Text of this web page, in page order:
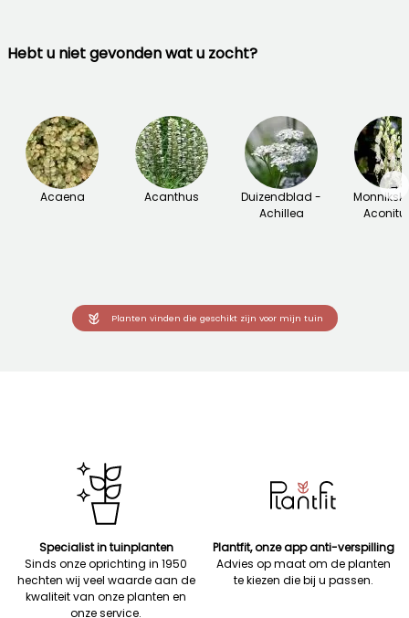
Hebt u niet gevonden wat u zocht?
Acaena Acanthus
Duizendblad -
Achillea
→
Planten vinden die geschikt zijn voor mijn tuin
Specialist in tuinplanten
Sinds onze oprichting in 1950
hechten wij veel waarde aan de
kwaliteit van onze planten en
onze service.
Plantfit, onze app anti-verspilling
Advies op maat om de planten
te kiezen die bij u passen.